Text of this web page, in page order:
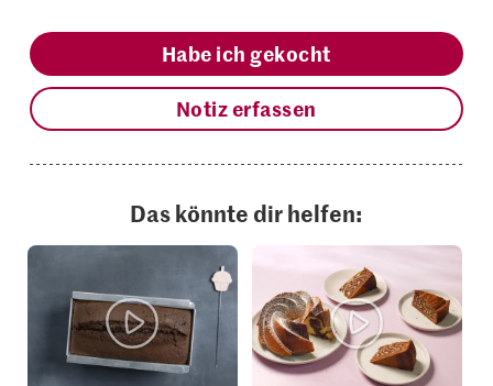
Habe ich gekocht
Notiz erfassen
Das könnte dir helfen: